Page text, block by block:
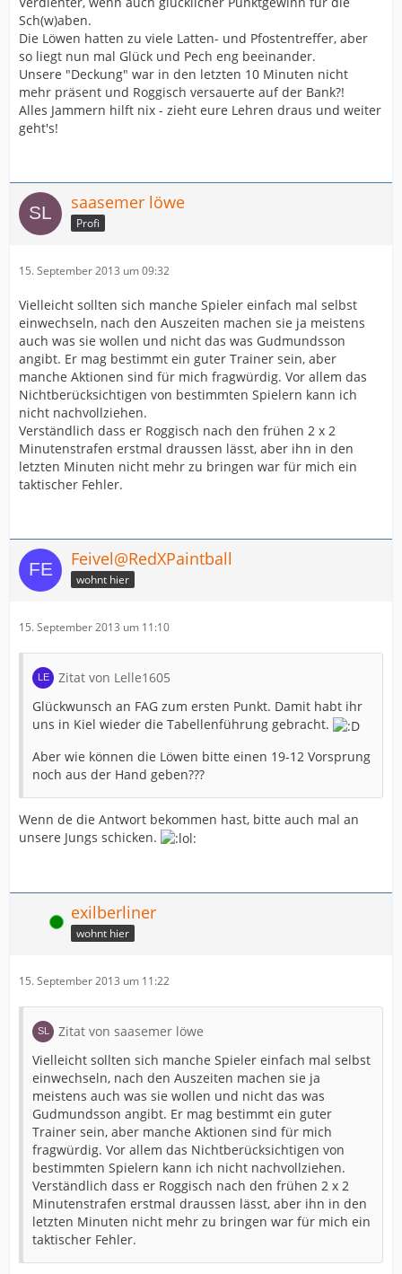
Sch(w)aben.
Die Löwen hatten zu viele Latten- und Pfostentreffer, aber
so liegt nun mal Glück und Pech eng beeinander.
Unsere "Deckung" war in den letzten 10 Minuten nicht
mehr präsent und Roggisch versauerte auf der Bank?!
Alles Jammern hilft nix - zieht eure Lehren draus und weiter
geht's!
saasemer löwe
Profi
15. September 2013 um 09:32
Vielleicht sollten sich manche Spieler einfach mal selbst
einwechseln, nach den Auszeiten machen sie ja meistens
auch was sie wollen und nicht das was Gudmundsson
angibt. Er mag bestimmt ein guter Trainer sein, aber
manche Aktionen sind für mich fragwürdig. Vor allem das
Nichtberücksichtigen von bestimmten Spielern kann ich
nicht nachvollziehen.
Verständlich dass er Roggisch nach den frühen 2 x 2
Minutenstrafen erstmal draussen lässt, aber ihn in den
letzten Minuten nicht mehr zu bringen war für mich ein
taktischer Fehler.
Feivel@RedXPaintball
wohnt hier
15. September 2013 um 11:10
Zitat von Lelle1605
Glückwunsch an FAG zum ersten Punkt. Damit habt ihr
uns in Kiel wieder die Tabellenführung gebracht.
Aber wie können die Löwen bitte einen 19-12 Vorsprung
noch aus der Hand geben???
Wenn de die Antwort bekommen hast, bitte auch mal an
unsere Jungs schicken.
Online exilberliner
wohnt hier
15. September 2013 um 11:22
Zitat von saasemer löwe
Vielleicht sollten sich manche Spieler einfach mal selbst
einwechseln, nach den Auszeiten machen sie ja
meistens auch was sie wollen und nicht das was
Gudmundsson angibt. Er mag bestimmt ein guter
Trainer sein, aber manche Aktionen sind für mich
fragwürdig. Vor allem das Nichtberücksichtigen von
bestimmten Spielern kann ich nicht nachvollziehen.
Verständlich dass er Roggisch nach den frühen 2 x 2
Minutenstrafen erstmal draussen lässt, aber ihn in den
letzten Minuten nicht mehr zu bringen war für mich ein
taktischer Fehler.